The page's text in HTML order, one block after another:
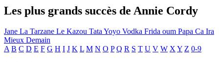
Les plus grands succès de Annie Cordy
Jane La Tarzane Le Kazou Tata Yoyo Vodka Frida oum Papa Ca Ira
Mieux Demain
A B C D E F G H I J K L M N O P Q R S T U V W X Y Z 0-9